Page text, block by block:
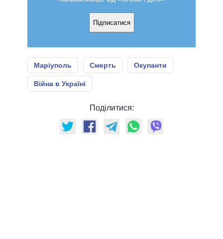
Підписатися
Маріуполь Смерть Окупанти
Війна в Україні
Поділитися: